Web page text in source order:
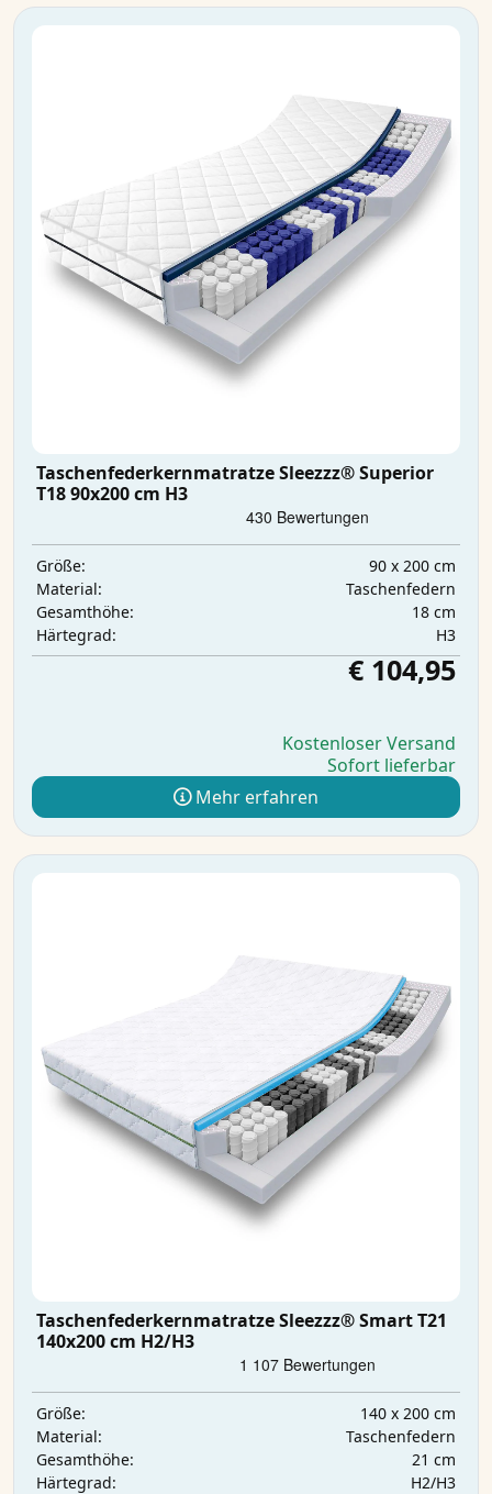
Taschenfederkernmatratze Sleezzz® Superior
T18 90x200 cm H3
Größe:
90 x 200 cm
Material:
Taschenfedern
Gesamthöhe:
18 cm
Härtegrad:
H3
€ 104,95
Kostenloser Versand
Sofort lieferbar
Mehr erfahren
Taschenfederkernmatratze Sleezzz® Smart T21
140x200 cm H2/H3
Größe:
140 x 200 cm
Material:
Taschenfedern
Gesamthöhe:
21 cm
Härtegrad:
H2/H3